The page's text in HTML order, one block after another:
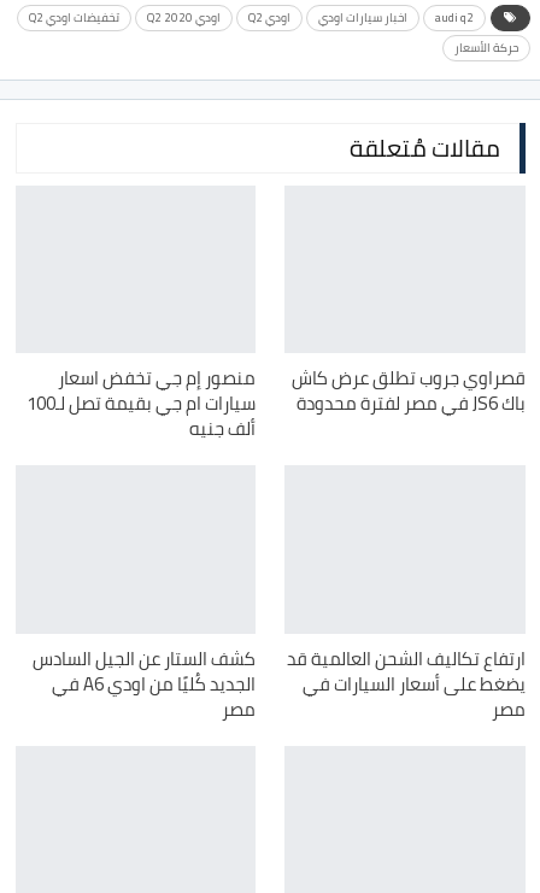
audi q2 اخبار سيارات اودي اودي Q2 اودي Q2 2020
تخفيضات اودي Q2
حركة الأسعار
مقالات مُتعلقة
قصراوي جروب تطلق عرض كاش
باك JS6 في مصر لفترة محدودة
منصور إم جي تخفض اسعار
سيارات ام جي بقيمة تصل لـ100
ألف جنيه
ارتفاع تكاليف الشحن العالمية قد
يضغط على أسعار السيارات في
مصر
كشف الستار عن الجيل السادس
الجديد كُليًا من اودي A6 في
مصر